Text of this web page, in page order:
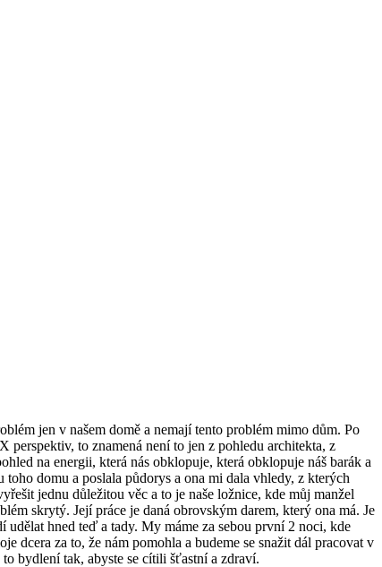
jen v našem domě a nemají tento problém mimo dům. Po
to znamená není to jen z pohledu architekta, z
na energii, která nás obklopuje, která obklopuje náš barák a
domu a poslala půdorys a ona mi dala vhledy, z kterých
jednu důležitou věc a to je naše ložnice, kde můj manžel
skrytý. Její práce je daná obrovským darem, který ona má. Je
hned teď a tady. My máme za sebou první 2 noci, kde
dcera za to, že nám pomohla a budeme se snažit dál pracovat v
bydlení tak, abyste se cítili šťastní a zdraví.